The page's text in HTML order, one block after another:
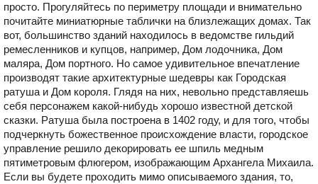
просто. Прогуляйтесь по периметру площади и внимательно
почитайте миниатюрные таблички на близлежащих домах. Так
вот, большинство зданий находилось в ведомстве гильдий
ремесленников и купцов, например, Дом лодочника, Дом
маляра, Дом портного. Но самое удивительное впечатление
производят такие архитектурные шедевры как Городская
ратуша и Дом короля. Глядя на них, невольно представляешь
себя персонажем какой-нибудь хорошо известной детской
сказки. Ратуша была построена в 1402 году, и для того, чтобы
подчеркнуть божественное происхождение власти, городское
управление решило декорировать ее шпиль медным
пятиметровым флюгером, изображающим Архангела Михаила.
Если вы будете проходить мимо описываемого здания, то,